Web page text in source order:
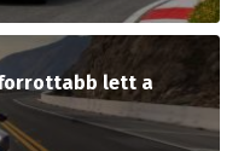
lett a